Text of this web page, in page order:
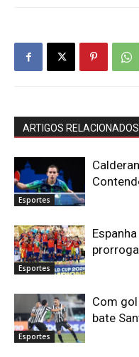
ARTIGOS RELACIONADOS
Esportes
Esportes
Esportes
Com
bate